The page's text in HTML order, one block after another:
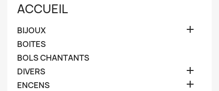
ACCUEIL
BIJOUX 
BOITES
BOLS CHANTANTS
DIVERS

ENCENS 